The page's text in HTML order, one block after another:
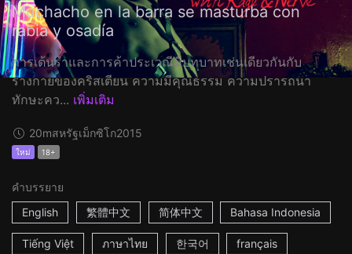
Muchacho en la barra se masturba con
rabia y osadía
การเต้นรำและการค้าประเวณีมีบทบาทเช่นเดียวกันกับ
ร่างกายของคริสเตียน ความมีคุณธรรม ความปรารถนา
ทักษะคว... เพิ่มเติม
20mสหรัฐเม็กซิโก2015
ใหม่ 18+
คำบรรยาย
English
繁體中文 简体中文 Bahasa Indonesia
Tiếng Việt ภาษาไทย 한국어 français